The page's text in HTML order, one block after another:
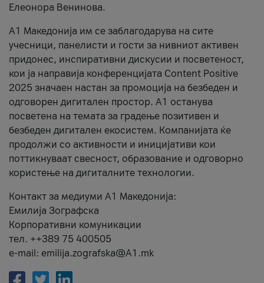
Елеонора Венинова.
А1 Македонија им се заблагодарува на сите
учесници, панелисти и гости за нивниот активен
придонес, инспиративни дискусии и посветеност,
кои ја направија конференцијата Content Positive
2025 значаен настан за промоција на безбеден и
одговорен дигитален простор. А1 останува
посветена на темата за градење позитивен и
безбеден дигитален екосистем. Компанијата ќе
продолжи со активности и иницијативи кои
поттикнуваат свесност, образование и одговорно
користење на дигиталните технологии.
Контакт за медиуми А1 Македонија:
Емилија Зографска
Корпоративни комуникации
тел. ++389 75 400505
e-mail: emilija.zografska@A1.mk